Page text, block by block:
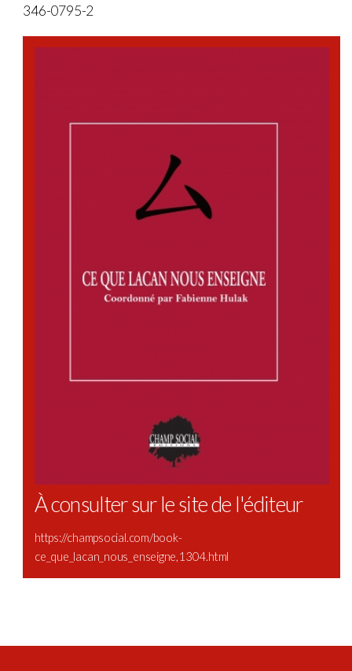
346-0795-2
À consulter sur le site de l'éditeur
https://champsocial.com/book-
ce_que_lacan_nous_enseigne,1304.html